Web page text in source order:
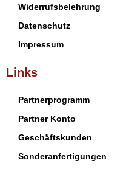
Widerrufsbelehrung
Datenschutz
Impressum
Links
Partnerprogramm
Partner Konto
Geschäftskunden
Sonderanfertigungen